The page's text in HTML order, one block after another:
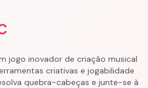
jogo inovador de criação musical
criativas e jogabilidade
quebra-cabeças e junte-se à